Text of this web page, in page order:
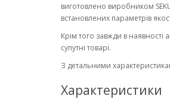
виготовлено виробником
встановлених параметрів
Крім того завжди в наявності
супутні товарі.
З детальними
Характеристики